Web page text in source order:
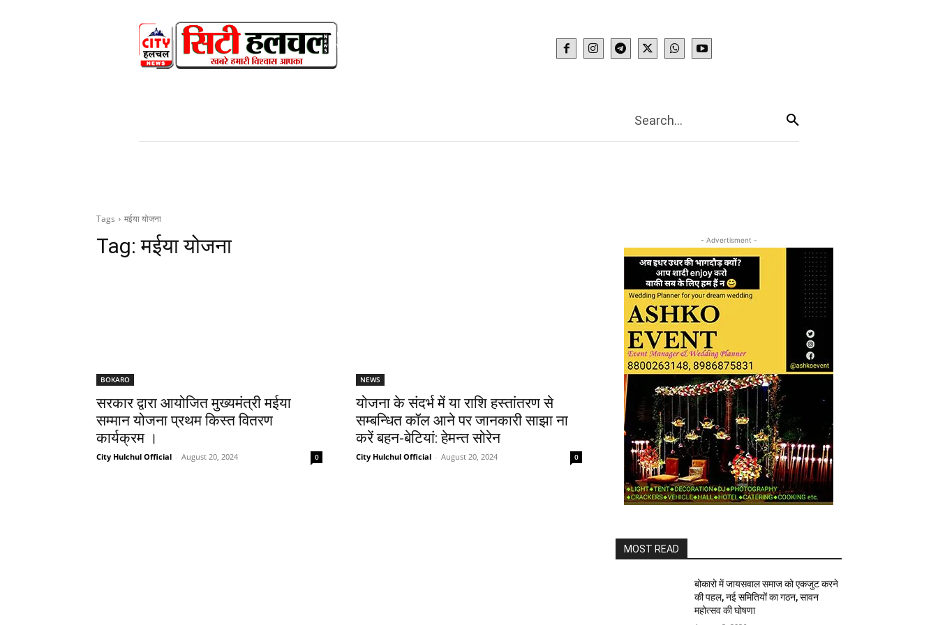
WEB STORIES More
Search...
Tags मईया योजना
Tag:मईया योजना
BOKARO
सरकार द्वारा आयोजित मुख्यमंत्री मईया
सम्मान योजना प्रथम किस्त वितरण
कार्यक्रम ।
City Hulchul Official - August 20, 2024 0
NEWS
योजना के संदर्भ में या राशि हस्तांतरण से
सम्बन्धित कॉल आने पर जानकारी साझा ना
करें बहन-बेटियां: हेमन्त सोरेन
City Hulchul Official - August 20, 2024 0
- Advertisment -
MOST READ
बोकारो में जायसवाल समाज को एकजुट करने
की पहल, नई समितियों का गठन, सावन
महोत्सव की घोषणा